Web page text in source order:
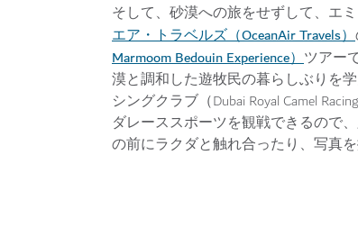
そして、砂漠への旅をせずして、エ
エア・トラベルズ（OceanAir Travels）
Marmoom Bedouin Experience）ツアー
漠と調和した遊牧民の暮らしぶりを
シングクラブ（Dubai Royal Camel
ダレーススポーツを観戦できるので
の前にラクダと触れ合ったり、写真